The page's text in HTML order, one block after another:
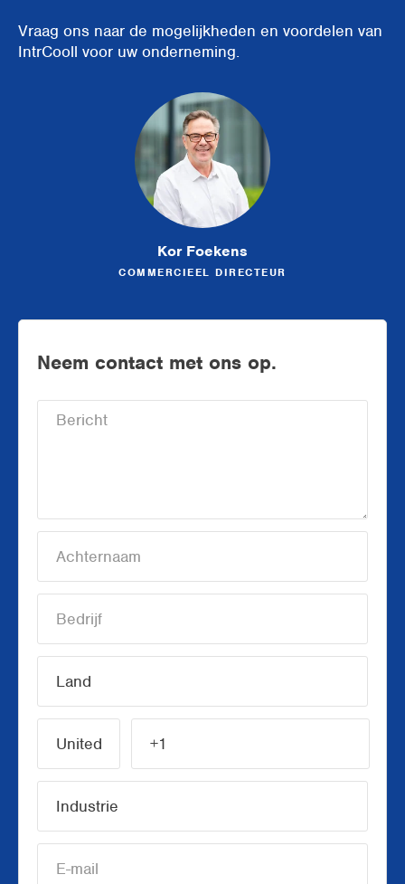
Vraag ons naar de mogelijkheden en voordelen van
IntrCooll voor uw onderneming.
Kor Foekens
COMMERCIEEL DIRECTEUR
Neem contact met ons op.